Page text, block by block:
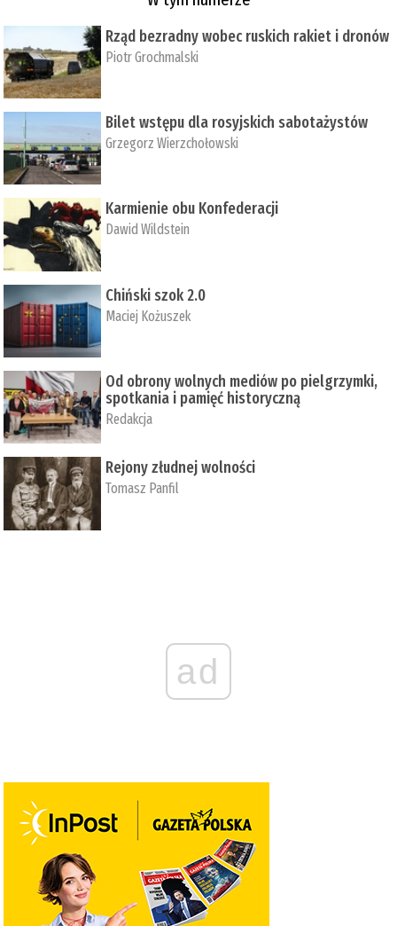
Rząd bezradny wobec ruskich rakiet i dronów
Piotr Grochmalski
Bilet wstępu dla rosyjskich sabotażystów
Grzegorz Wierzchołowski
Karmienie obu Konfederacji
Dawid Wildstein
Chiński szok 2.0
Maciej Kożuszek
Od obrony wolnych mediów po pielgrzymki,
spotkania i pamięć historyczną
Redakcja
Rejony złudnej wolności
Tomasz Panfil
ad